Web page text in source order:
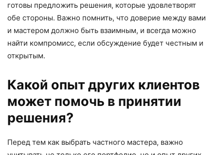
готовы предложить решения, которые удовлетворят
обе стороны. Важно помнить, что доверие между вами
и мастером должно быть взаимным, и всегда можно
найти компромисс, если обсуждение будет честным и
открытым.
Какой опыт других клиентов
может помочь в принятии
решения?
Перед тем как выбрать частного мастера, важно